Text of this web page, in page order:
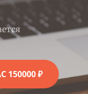
150000 ₽